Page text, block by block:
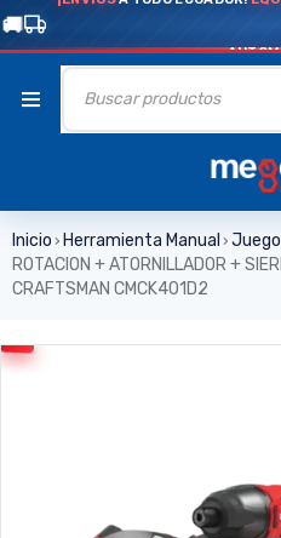
Inicio › Herramienta Manual ›
ROTACION + ATORNILLADOR +
CRAFTSMAN CMCK401D2